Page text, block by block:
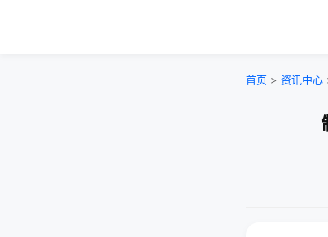
首页 > 资讯中心